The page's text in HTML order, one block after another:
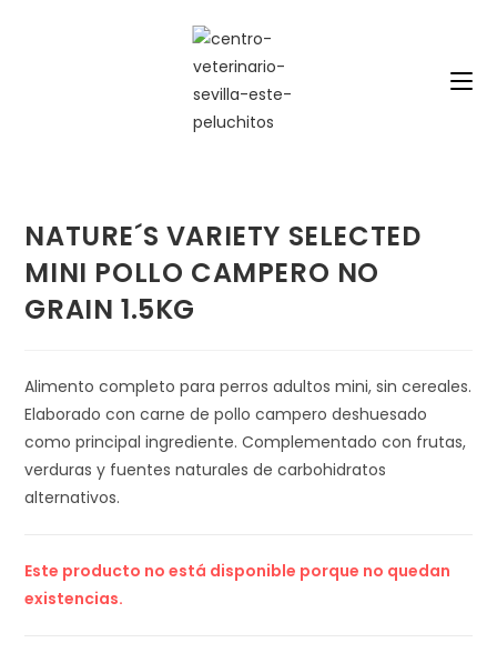
NATURE´S VARIETY SELECTED
MINI POLLO CAMPERO NO
GRAIN 1.5KG
Alimento completo para perros adultos mini, sin cereales.
Elaborado con carne de pollo campero deshuesado
como principal ingrediente. Complementado con frutas,
verduras y fuentes naturales de carbohidratos
alternativos.
Este producto no está disponible porque no quedan
existencias.